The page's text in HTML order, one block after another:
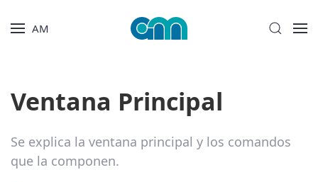
AM
Ventana Principal
Se explica la ventana principal y los comandos
que la componen.